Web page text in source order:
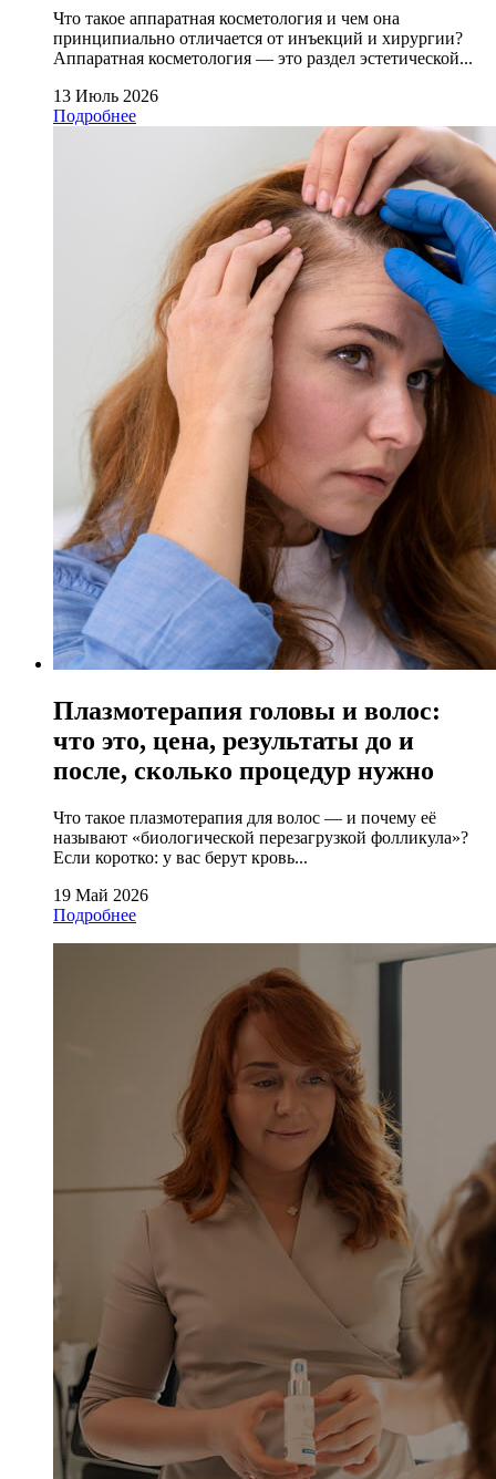
Что такое аппаратная косметология и чем она
принципиально отличается от инъекций и хирургии?
Аппаратная косметология — это раздел эстетической...
13 Июль 2026
Подробнее
Плазмотерапия головы и волос:
что это, цена, результаты до и
после, сколько процедур нужно
Что такое плазмотерапия для волос — и почему её
называют «биологической перезагрузкой фолликула»?
Если коротко: у вас берут кровь...
19 Май 2026
Подробнее